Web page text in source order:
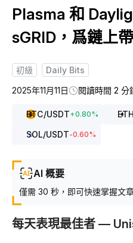
Plasma 和
sGRID，爲鏈上
初級
Daily Bits
2025年11月11日
閱讀時間 2 分
BTC/USDT+0.80% ETH
SOL/USDT-0.60%
AI 概要
僅需 30 秒，即可快速掌握文
每天表現最佳者 —